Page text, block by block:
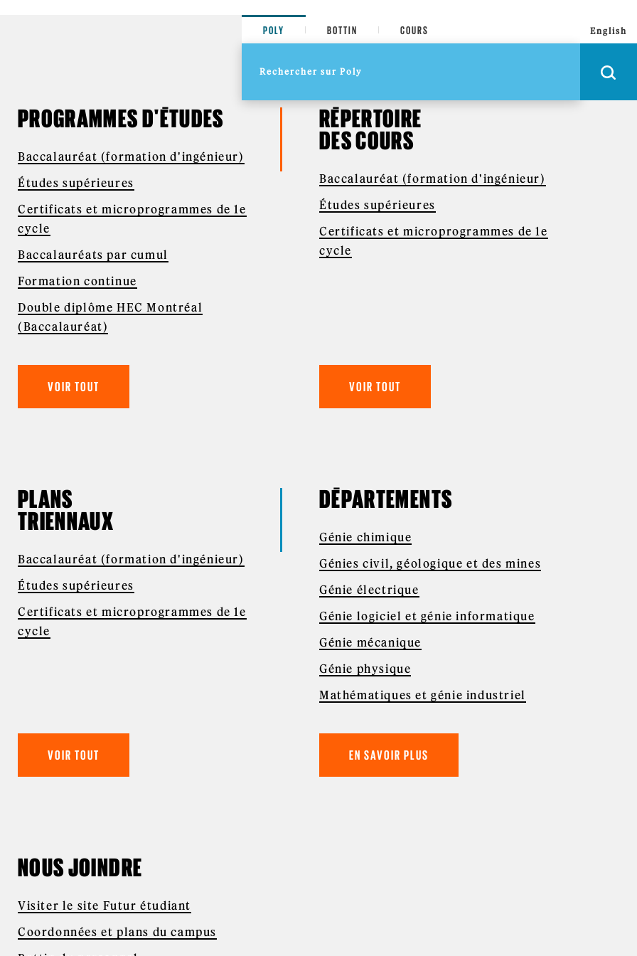
POLY BOTTIN COURS English
PROGRAMMES D'ÉTUDES
Baccalauréat (formation d'ingénieur)
Études supérieures
Certificats et microprogrammes de 1e
cycle
Baccalauréats par cumul
Formation continue
Double diplôme HEC Montréal
(Baccalauréat)
VOIR TOUT
RÉPERTOIRE
DES COURS
Baccalauréat (formation d'ingénieur)
Études supérieures
Certificats et microprogrammes de 1e
cycle
VOIR TOUT
PLANS
TRIENNAUX
Baccalauréat (formation d'ingénieur)
Études supérieures
Certificats et microprogrammes de 1e
cycle
VOIR TOUT
DÉPARTEMENTS
Génie chimique
Génies civil, géologique et des mines
Génie électrique
Génie logiciel et génie informatique
Génie mécanique
Génie physique
Mathématiques et génie industriel
EN SAVOIR PLUS
NOUS JOINDRE
Visiter le site Futur étudiant
Coordonnées et plans du campus